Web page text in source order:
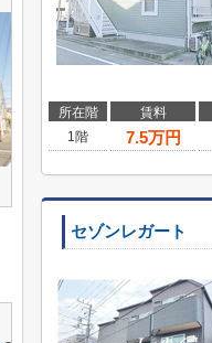
所在階 賃料
1階
7.5万円
セゾンレガート